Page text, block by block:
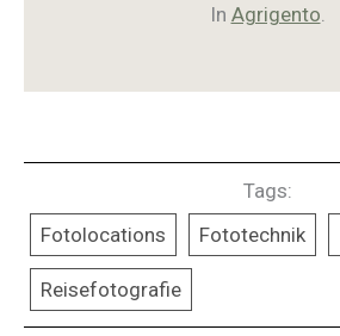
In Agrigento
Tags:
Fotolocations
Fototechnik
Reisefotografie